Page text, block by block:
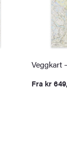
Veggkart
Fra kr